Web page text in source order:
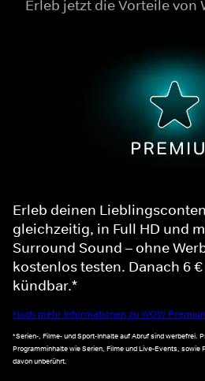
Erleb jetzt die Vorteile von
Erleb deinen
gleichzeitig, in Full HD und
Surround Sound – ohne
kostenlos testen. Danach 6
kündbar.*
Noch mehr Informationen zu WOW
*Serien-, Filme- und Sport-Inhalte auf Abruf sind werbefrei.
Programminhalte wie Serien, Filme und Live-Events, sowie
davon unberührt.